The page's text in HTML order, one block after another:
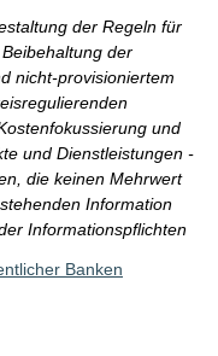
der Regeln für
der
nicht-provisioniertem
und
und Dienstleistungen -
die keinen Mehrwert
Information
Informationspflichten
Banken